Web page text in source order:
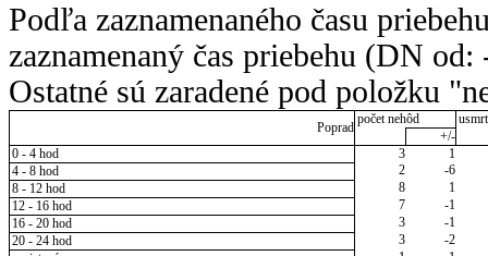
Podľa zaznamenaného času
zaznamenaný čas priebehu (DN
Ostatné sú zaradené pod položku
Poprad
počet nehôd
+/-
0 - 4 hod
3
1
4 - 8 hod
2
-6
8 - 12 hod
8
1
12 - 16 hod
7
-1
16 - 20 hod
3
-1
20 - 24 hod
3
-2